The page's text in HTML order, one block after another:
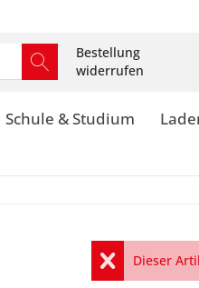
Bestellung
widerrufen
Schule & Studium
Dieser